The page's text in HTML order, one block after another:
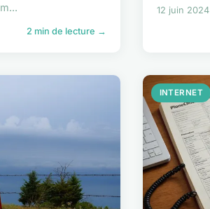
2 min de lecture →
12 juin 2024
INTERNET